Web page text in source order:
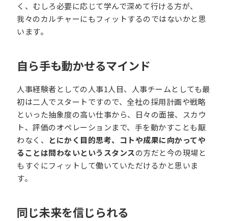
く、むしろ必要に応じて学んで深めて行ける方が、
我々のカルチャーにもフィットするのではないかと思
います。
自ら手も動かせるマインド
人事経験者としての人事1人目、人事チームとしても最
初は二人でスタートですので、全社の採用計画や戦略
といった抽象度の高い仕事から、日々の面接、スカウ
ト、評価のオペレーションまで、手を動かすことも厭
わなく、
とにかく目的思考、コトや成果に向かってや
ることは問わないというスタンスの方だと今の現場と
もすぐにフィットして働いていただけるかと思いま
す。
同じ未来を信じられる